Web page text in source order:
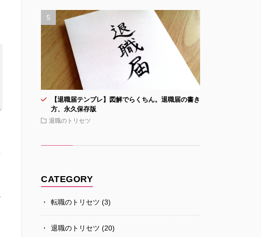
【退職届テンプレ】図解でらくちん。退職届の書き
方、永久保存版
退職のトリセツ
CATEGORY
転職のトリセツ (3)
退職のトリセツ (20)